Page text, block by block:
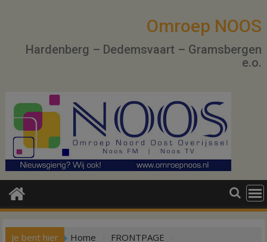
Omroep NOOS
Hardenberg – Dedemsvaart – Gramsbergen
e.o.
Je bent hier Home
FRONTPAGE